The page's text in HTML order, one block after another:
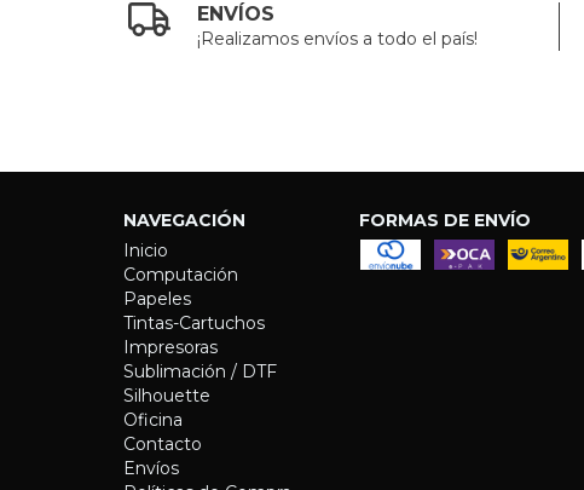
ENVÍOS
¡Realizamos envíos a todo el país!
NAVEGACIÓN
Inicio
Computación
Papeles
Tintas-Cartuchos
Impresoras
Sublimación / DTF
Silhouette
Oficina
Contacto
Envíos
FORMAS DE ENVÍO